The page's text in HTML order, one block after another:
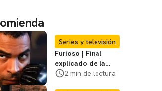
Series y televisión
Furioso | Final
explicado de la
serie brasileña de
2 min de lectura